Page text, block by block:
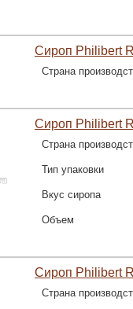
Сироп Philibert
Страна
Сироп Philibert
Страна
Тип упаковки
Вкус сиропа
Объем
Сироп Philibert
Страна